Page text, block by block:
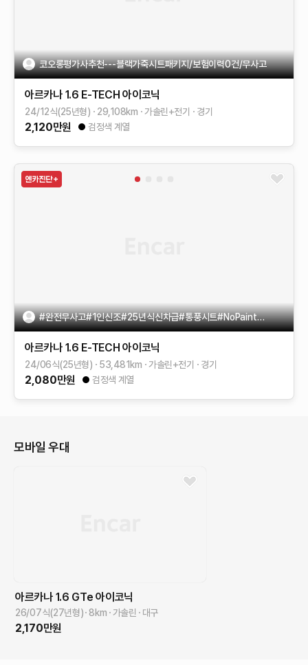
코오롱평가사추천---블랙가죽시트패키지/보험이력0건/무사고
아르카나 1.6 E-TECH 아이코닉
24/12식(25년형) 29,108km 가솔린+전기 경기
2,120만원 검정색 계열
#완전무사고#1인신조#25년식신차급#통풍시트#NoPaint#BOSE사운드
아르카나 1.6 E-TECH 아이코닉
24/06식(25년형) 53,481 km 가솔린+전기 경기
2,080만원 검정색 계열
모바일 우대
아르카나 1.6 GTe 아이코닉
26/07식(27년형) 8km 가솔린 대구
2,170만원